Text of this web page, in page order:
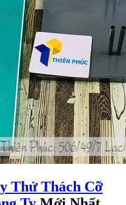
Thử Thách Cỡ